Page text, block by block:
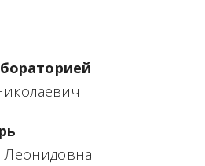
Леонидовна